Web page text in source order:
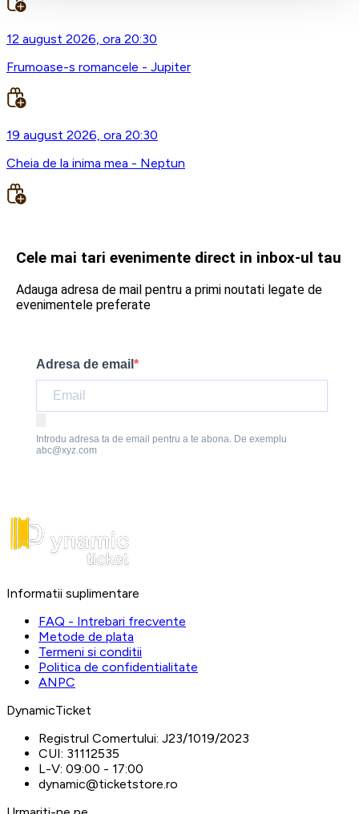
12 august 2026, ora 20:30
Frumoase-s romancele - Jupiter
19 august 2026, ora 20:30
Cheia de la inima mea - Neptun
Cele mai tari evenimente direct in inbox-ul tau
Adauga adresa de mail pentru a primi noutati legate de
evenimentele preferate
Adresa de email
Introdu adresa ta de email pentru a te abona. De exemplu
abc@xyz.com
Informatii suplimentare
FAQ - Intrebari frecvente
Metode de plata
Termeni si conditii
Politica de confidentialitate
ANPC
DynamicTicket
Registrul Comertului: J23/1019/2023
CUI: 31112535
L-V: 09:00 - 17:00
dynamic@ticketstore.ro